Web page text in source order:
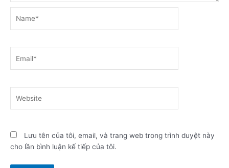
Lưu tên của tôi, email, và trang web trong trình duyệt này
cho lần bình luận kế tiếp của tôi.